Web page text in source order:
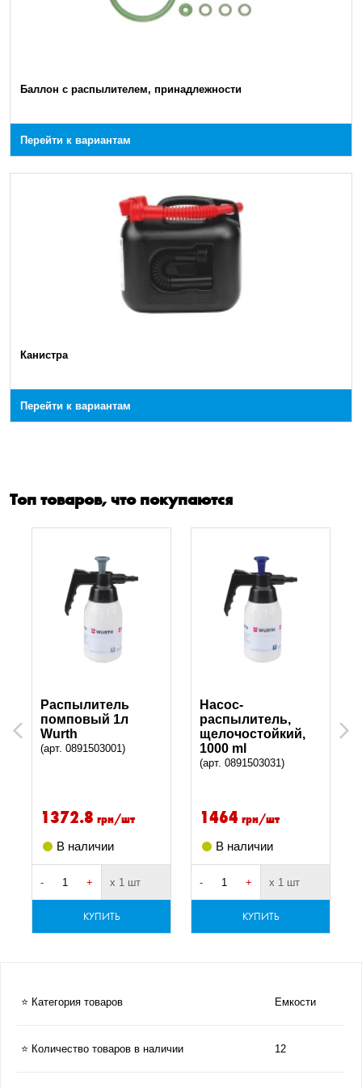
Баллон с распылителем, принадлежности
Перейти к вариантам
Канистра
Перейти к вариантам
Топ товаров, что покупаются
Previous
Распылитель
помповый 1л
Wurth
(арт. 0891503001)
1372.8 грн/шт
В наличии
- + х 1 шт
КУПИТЬ
Насос-
распылитель,
щелочостойкий,
1000 ml
(арт. 0891503031)
1464 грн/шт
В наличии
- + х 1 шт
КУПИТЬ
Next
⭐ Категория товаров Емкости
⭐ Количество товаров в наличии 12